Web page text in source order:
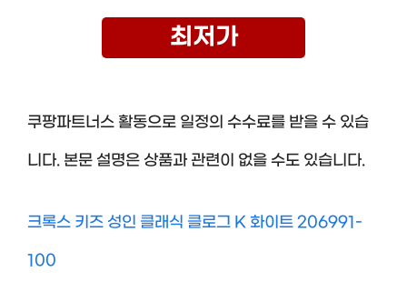
최저가
쿠팡파트너스 활동으로 일정의 수수료를 받을 수 있습
니다. 본문 설명은 상품과 관련이 없을 수도 있습니다.
크록스 키즈 성인 클래식 클로그 K 화이트 206991-
100